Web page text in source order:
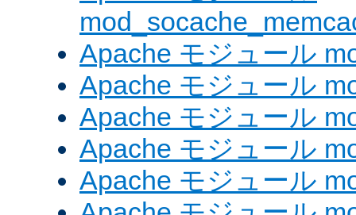
Apache モジュール
Apache モジュール
Apache モジュール
Apache モジュール
Apache モジュール